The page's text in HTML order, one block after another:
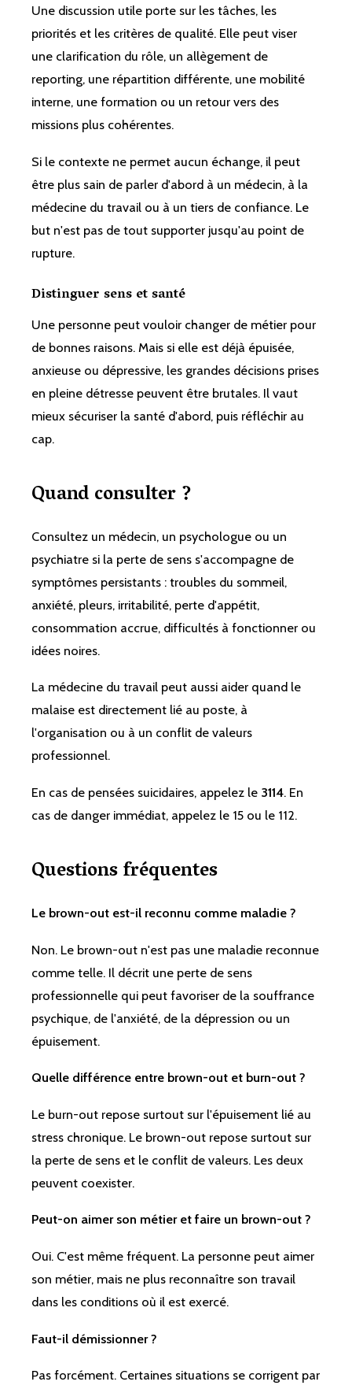
Une discussion utile porte sur les tâches, les
priorités et les critères de qualité. Elle peut viser
une clarification du rôle, un allègement de
reporting, une répartition différente, une mobilité
interne, une formation ou un retour vers des
missions plus cohérentes.
Si le contexte ne permet aucun échange, il peut
être plus sain de parler d'abord à un médecin, à la
médecine du travail ou à un tiers de confiance. Le
but n'est pas de tout supporter jusqu'au point de
rupture.
Distinguer sens et santé
Une personne peut vouloir changer de métier pour
de bonnes raisons. Mais si elle est déjà épuisée,
anxieuse ou dépressive, les grandes décisions prises
en pleine détresse peuvent être brutales. Il vaut
mieux sécuriser la santé d'abord, puis réfléchir au
cap.
Quand consulter ?
Consultez un médecin, un psychologue ou un
psychiatre si la perte de sens s'accompagne de
symptômes persistants : troubles du sommeil,
anxiété, pleurs, irritabilité, perte d'appétit,
consommation accrue, difficultés à fonctionner ou
idées noires.
La médecine du travail peut aussi aider quand le
malaise est directement lié au poste, à
l'organisation ou à un conflit de valeurs
professionnel.
En cas de pensées suicidaires, appelez le 3114. En
cas de danger immédiat, appelez le 15 ou le 112.
Questions fréquentes
Le brown-out est-il reconnu comme maladie ?
Non. Le brown-out n'est pas une maladie reconnue
comme telle. Il décrit une perte de sens
professionnelle qui peut favoriser de la souffrance
psychique, de l'anxiété, de la dépression ou un
épuisement.
Quelle différence entre brown-out et burn-out ?
Le burn-out repose surtout sur l'épuisement lié au
stress chronique. Le brown-out repose surtout sur
la perte de sens et le conflit de valeurs. Les deux
peuvent coexister.
Peut-on aimer son métier et faire un brown-out ?
Oui. C'est même fréquent. La personne peut aimer
son métier, mais ne plus reconnaître son travail
dans les conditions où il est exercé.
Faut-il démissionner ?
Pas forcément. Certaines situations se corrigent par